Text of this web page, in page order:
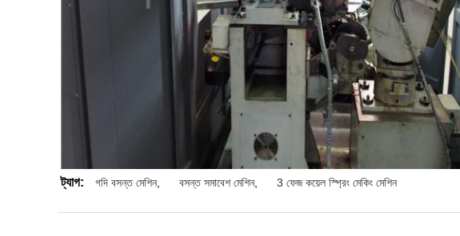
ট্যাগ: গদি বসন্ত মেশিন, বসন্ত সমাবেশ মেশিন, 3 ফেজ কয়েল স্প্রিং মেকিং মেশিন